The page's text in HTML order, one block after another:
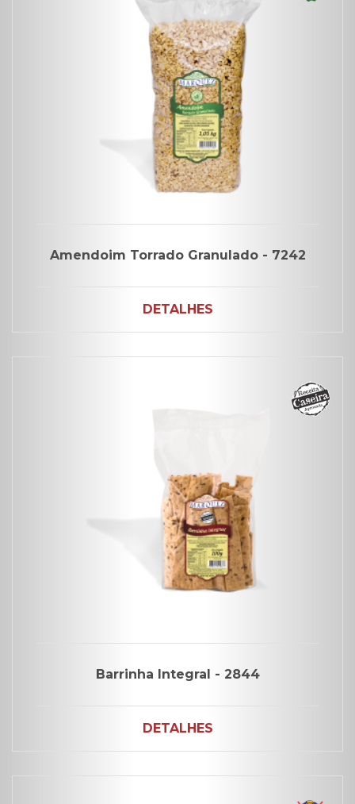
Amendoim Torrado Granulado - 7242
DETALHES
Barrinha Integral - 2844
DETALHES